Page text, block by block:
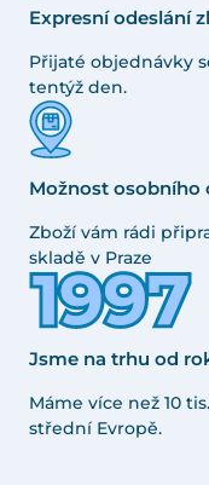
Expresní odeslání
Přijaté objednávky
tentýž den.
Možnost osobního
Zboží vám rádi
skladě v Praze
Jsme na trhu od
Máme více než 10
střední Evropě.